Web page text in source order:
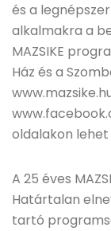
és a
alkalmakra a
MAZSIKE
Ház és a
oldalakon
A 25 éves
Határtalan
tartó